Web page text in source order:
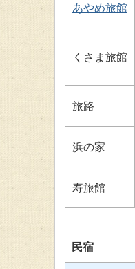
あやめ旅館
くさま旅館
旅路
浜の家
寿旅館
民宿